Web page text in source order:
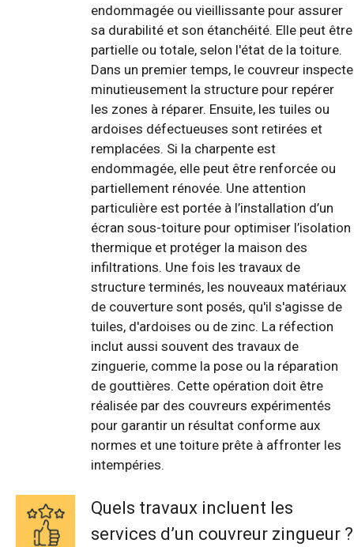
endommagée ou vieillissante pour assurer
sa durabilité et son étanchéité. Elle peut être
partielle ou totale, selon l'état de la toiture.
Dans un premier temps, le couvreur inspecte
minutieusement la structure pour repérer
les zones à réparer. Ensuite, les tuiles ou
ardoises défectueuses sont retirées et
remplacées. Si la charpente est
endommagée, elle peut être renforcée ou
partiellement rénovée. Une attention
particulière est portée à l’installation d’un
écran sous-toiture pour optimiser l’isolation
thermique et protéger la maison des
infiltrations. Une fois les travaux de
structure terminés, les nouveaux matériaux
de couverture sont posés, qu'il s'agisse de
tuiles, d'ardoises ou de zinc. La réfection
inclut aussi souvent des travaux de
zinguerie, comme la pose ou la réparation
de gouttières. Cette opération doit être
réalisée par des couvreurs expérimentés
pour garantir un résultat conforme aux
normes et une toiture prête à affronter les
intempéries.
Quels travaux incluent les
services d’un couvreur zingueur ?